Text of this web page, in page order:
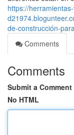
https://
de-construcción-
Comments
Comments
Submit a Comment
No HTML